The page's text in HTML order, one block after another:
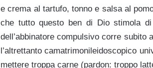
e crema al tartufo, tonno e salsa al
che tutto questo ben di Dio stimola
dell’abbinatore compulsivo corre
l’altrettanto camatrimonileidoscopico
mettere troppa carne (pardon: troppo